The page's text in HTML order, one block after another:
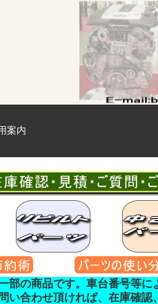
案内
部の商品です。車台番号等に
い合わせ頂ければ、在庫確認